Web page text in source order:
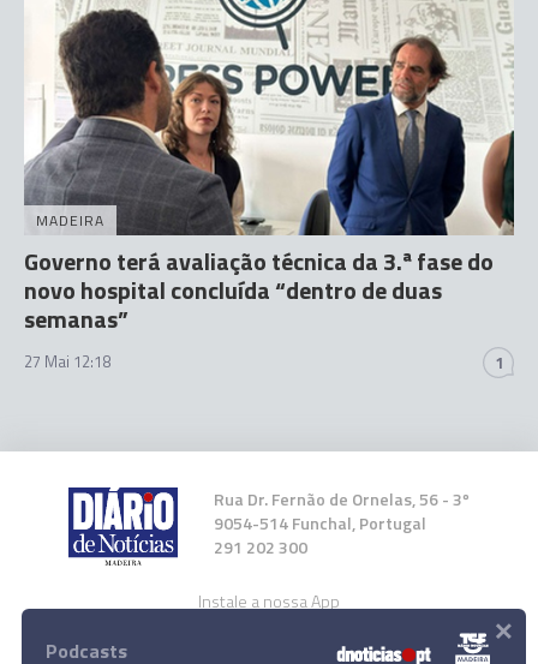
MADEIRA
Governo terá avaliação técnica da 3.ª fase do
novo hospital concluída “dentro de duas
semanas”
27 Mai 12:18 1
Rua Dr. Fernão de Ornelas, 56 - 3º
9054-514 Funchal, Portugal
291 202 300
Instale a nossa App
Podcasts ×